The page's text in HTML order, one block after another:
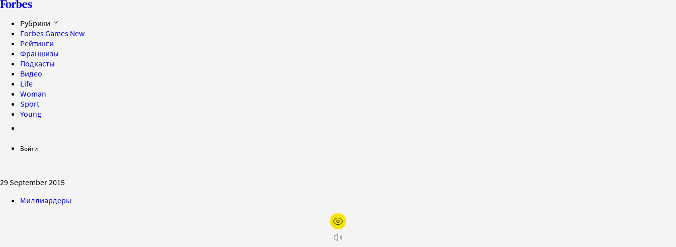
Рубрики
Forbes Games New
Рейтинги
Франшизы
Подкасты
Видео
Life
Woman
Sport
Young
Войти
29 September 2015
Миллиардеры